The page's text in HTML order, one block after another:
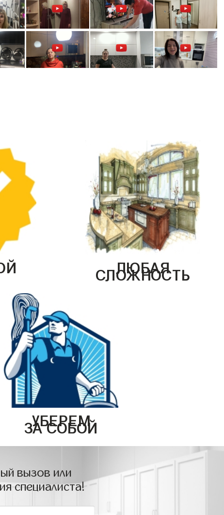
ЛЮБАЯ
СЛОЖНОСТЬ
УБЕРЕМ
ЗА СОБОЙ
вызов или
специалиста!